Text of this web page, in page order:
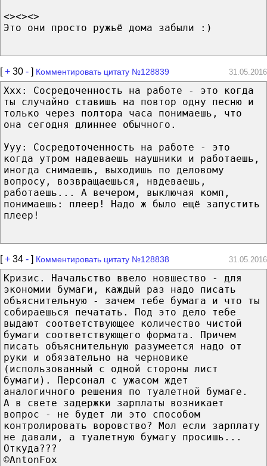
<><><>
Это они просто ружьё дома забыли :)
[+ 30 - ] Комментировать цитату №128839 31.05.2016
Ххх: Сосредоченность на работе - это когда
ты случайно ставишь на повтор одну песню и
только через полтора часа понимаешь, что
она сегодня длиннее обычного.
Ууу: Сосредоточенность на работе - это
когда утром надеваешь наушники и работаешь,
иногда снимаешь, выходишь по деловому
вопросу, возвращаешься, нвдеваешь,
работаешь... А вечером, выключая комп,
понимаешь: плеер! Надо ж было ещё запустить
плеер!
[+ 34 - ] Комментировать цитату №128838 31.05.2016
Кризис. Начальство ввело новшество - для
экономии бумаги, каждый раз надо писать
объяснительную - зачем тебе бумага и что ты
собираешься печатать. Под это дело тебе
выдают соответствующее количество чистой
бумаги соответствующего формата. Причем
писать объяснительную разумеется надо от
руки и обязательно на черновике
(использованный с одной стороны лист
бумаги). Персонал с ужасом ждет
аналогичного решения по туалетной бумаге.
А в свете задержки зарплаты возникает
вопрос - не будет ли это способом
контролировать воровство? Мол если зарплату
не давали, а туалетную бумагу просишь...
Откуда???
©AntonFox